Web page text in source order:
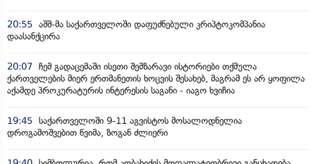
20:55 აშშ-მა საქართველოში დაფუძნებული კრიპტოკომპანია
დაასანქცირა
20:07 ჩემ გადაცემაში ისეთი შემზარავი ისტორიები თქმულა
ქართველების მიერ ერთმანეთის ხოცვის შესახებ, მაგრამ ეს არ ყოფილა
აქამდე პროკურატურის ინტერესის საგანი - იაგო ხვიჩია
19:45 საქართველოში 9-11 აგვისტოს მოსალოდნელია
დროგამოშვებით წვიმა, ზოგან ძლიერი